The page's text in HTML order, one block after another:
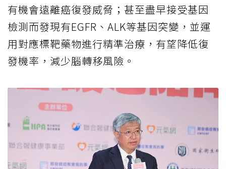
有機會遠離癌復發威脅；甚至盡早接受基因
檢測而發現有EGFR、ALK等基因突變，並運
用對應標靶藥物進行精準治療，有望降低復
發機率，減少腦轉移風險。